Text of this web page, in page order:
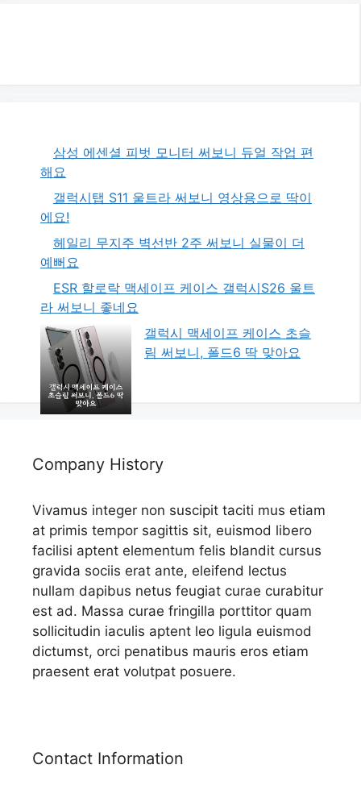
삼성 에센셜 피벗 모니터 써보니 듀얼 작업 편
해요
갤럭시탭 S11 울트라 써보니 영상용으로 딱이
에요!
헤일리 무지주 벽선반 2주 써보니 실물이 더
예뻐요
ESR 할로락 맥세이프 케이스 갤럭시S26 울트
라 써보니 좋네요
갤럭시 맥세이프 케이스 초슬
림 써보니, 폴드6 딱 맞아요
Company History
Vivamus integer non suscipit taciti mus etiam
at primis tempor sagittis sit, euismod libero
facilisi aptent elementum felis blandit cursus
gravida sociis erat ante, eleifend lectus
nullam dapibus netus feugiat curae curabitur
est ad. Massa curae fringilla porttitor quam
sollicitudin iaculis aptent leo ligula euismod
dictumst, orci penatibus mauris eros etiam
praesent erat volutpat posuere.
Contact Information